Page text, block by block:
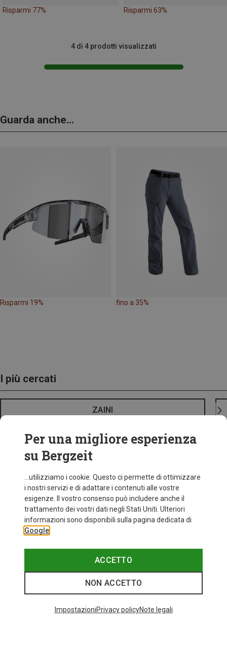
Risparmi 77% Risparmi 63%
4 di 4 prodotti visualizzati
Guarda anche...
Risparmi 19% fino a 35%
I più cercati
ZAINI
Per una migliore esperienza
su Bergzeit
...utilizziamo i cookie. Questo ci permette di ottimizzare
i nostri servizi e di adattare i contenuti alle vostre
esigenze. Il vostro consenso può includere anche il
trattamento dei vostri dati negli Stati Uniti. Ulteriori
informazioni sono disponibili sulla pagina dedicata di
Google
ACCETTO
NON ACCETTO
ImpostazioniPrivacy policyNote legali